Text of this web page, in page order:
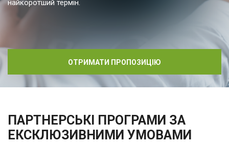
найкоротший термін.
ОТРИМАТИ ПРОПОЗИЦІЮ
ПАРТНЕРСЬКІ ПРОГРАМИ ЗА
ЕКСКЛЮЗИВНИМИ УМОВАМИ